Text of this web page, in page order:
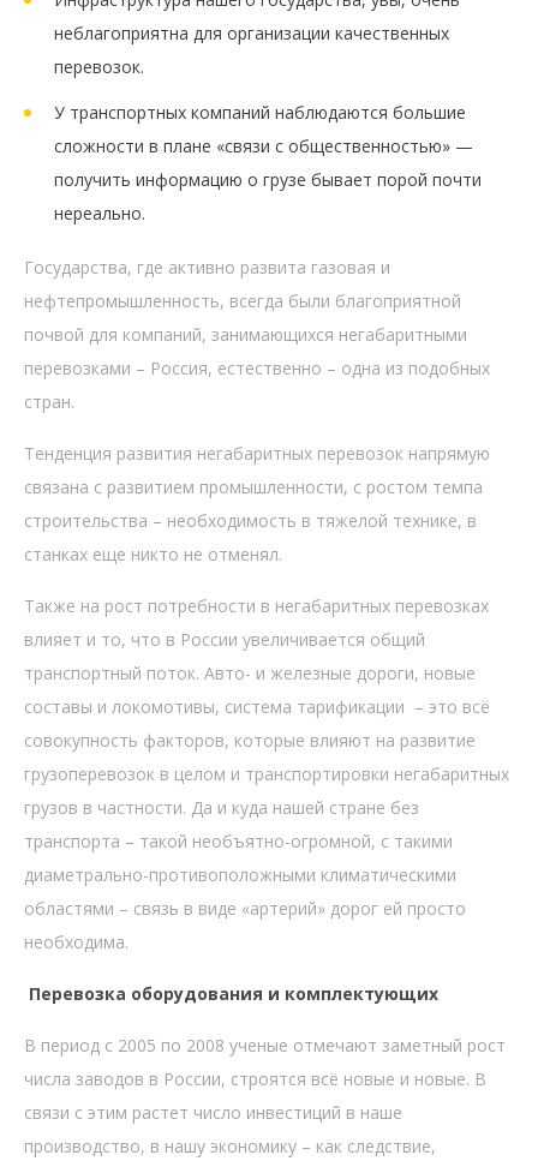
неблагоприятна для организации качественных
перевозок.
У транспортных компаний наблюдаются большие
сложности в плане «связи с общественностью» —
получить информацию о грузе бывает порой почти
нереально.
Государства, где активно развита газовая и
нефтепромышленность, всегда были благоприятной
почвой для компаний, занимающихся негабаритными
перевозками – Россия, естественно – одна из подобных
стран.
Тенденция развития негабаритных перевозок напрямую
связана с развитием промышленности, с ростом темпа
строительства – необходимость в тяжелой технике, в
станках еще никто не отменял.
Также на рост потребности в негабаритных перевозках
влияет и то, что в России увеличивается общий
транспортный поток. Авто- и железные дороги, новые
составы и локомотивы, система тарификации – это всё
совокупность факторов, которые влияют на развитие
грузоперевозок в целом и транспортировки негабаритных
грузов в частности. Да и куда нашей стране без
транспорта – такой необъятно-огромной, с такими
диаметрально-противоположными климатическими
областями – связь в виде «артерий» дорог ей просто
необходима.
Перевозка оборудования и комплектующих
В период с 2005 по 2008 ученые отмечают заметный рост
числа заводов в России, строятся всё новые и новые. В
связи с этим растет число инвестиций в наше
производство, в нашу экономику – как следствие,